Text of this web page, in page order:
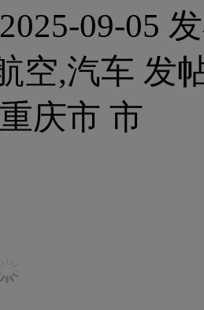
09-05
空,汽车 发
庆市 市